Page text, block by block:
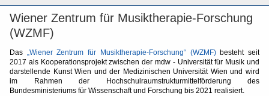
Wiener Zentrum für Musiktherapie-Forschung
(WZMF)
Das „Wiener Zentrum für Musiktherapie-Forschung“ (WZMF) besteht seit
2017 als Kooperationsprojekt zwischen der mdw - Universität für Musik und
darstellende Kunst Wien und der Medizinischen Universität Wien und wird
im Rahmen der Hochschulraumstrukturmittelförderung des
Bundesministeriums für Wissenschaft und Forschung bis 2021 realisiert.